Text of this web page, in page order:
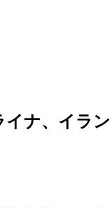
ナ、イラン